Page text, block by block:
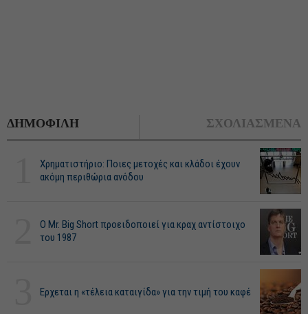
ΔΗΜΟΦΙΛΗ ΣΧΟΛΙΑΣΜΕΝΑ
Χρηματιστήριο: Ποιες μετοχές και κλάδοι έχουν
ακόμη περιθώρια ανόδου
O Mr. Big Short προειδοποιεί για κραχ αντίστοιχο
του 1987
Ερχεται η «τέλεια καταιγίδα» για την τιμή του καφέ